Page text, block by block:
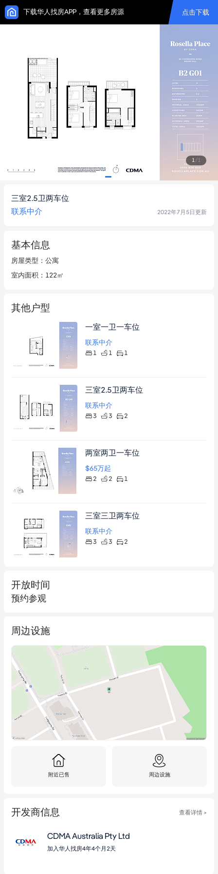
下载华人找房APP，查看更多房源 点击下载
1/1
三室2.5卫两车位
联系中介
2022年7月5日 更新
基本信息
房屋类型 ： 公寓
室内面积 ： 122㎡
其他户型
一室一卫一车位
联系中介
1 1 1
三室2.5卫两车位
联系中介
3 3 2
两室两卫一车位
$65万起
2 2 1
三室三卫两车位
联系中介
3 3 2
开放时间
预约参观
周边设施
附近已售 周边设施
开发商信息 查看详情 >
CDMA Australia Pty Ltd
加入华人找房4年4个月2天